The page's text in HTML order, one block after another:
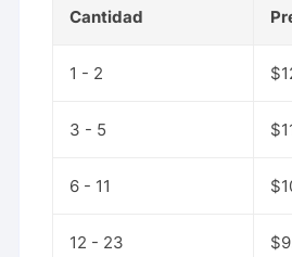
Cantidad
1 - 2 $
3 - 5 $
6 - 11 $
12 - 23 $